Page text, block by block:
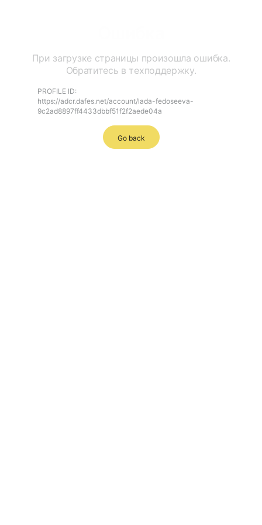
При загрузке страницы произошла ошибка.
Обратитесь в техподдержку.
PROFILE ID:
https://adcr.dafes.net/account/lada-fedoseeva-
9c2ad8897ff4433dbbf51f2f2aede04a
Go back